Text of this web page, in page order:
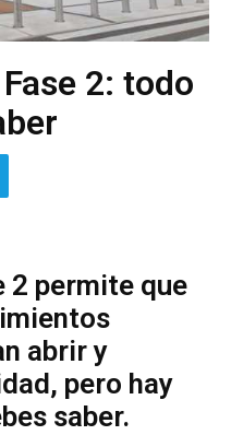
2: todo
2 permite que
abrir y
pero hay
saber.